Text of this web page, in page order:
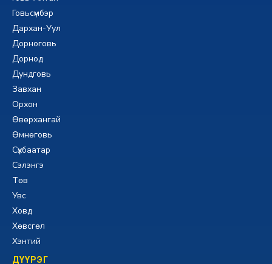
Говьсүмбэр
Дархан-Уул
Дорноговь
Дорнод
Дундговь
Завхан
Орхон
Өвөрхангай
Өмнөговь
Сүхбаатар
Сэлэнгэ
Төв
Увс
Ховд
Хөвсгөл
Хэнтий
ДҮҮРЭГ